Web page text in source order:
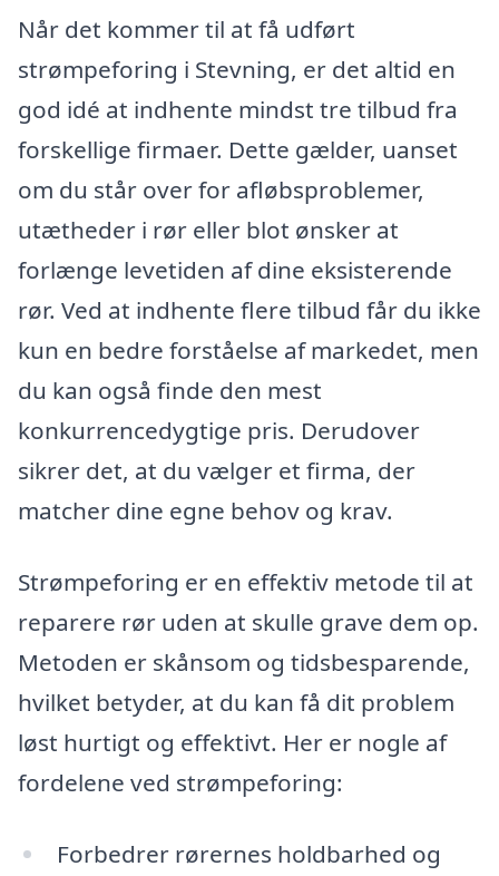
Når det kommer til at få udført
strømpeforing i Stevning, er det altid en
god idé at indhente mindst tre tilbud fra
forskellige firmaer. Dette gælder, uanset
om du står over for afløbsproblemer,
utætheder i rør eller blot ønsker at
forlænge levetiden af dine eksisterende
rør. Ved at indhente flere tilbud får du ikke
kun en bedre forståelse af markedet, men
du kan også finde den mest
konkurrencedygtige pris. Derudover
sikrer det, at du vælger et firma, der
matcher dine egne behov og krav.
Strømpeforing er en effektiv metode til at
reparere rør uden at skulle grave dem op.
Metoden er skånsom og tidsbesparende,
hvilket betyder, at du kan få dit problem
løst hurtigt og effektivt. Her er nogle af
fordelene ved strømpeforing:
Forbedrer rørernes holdbarhed og